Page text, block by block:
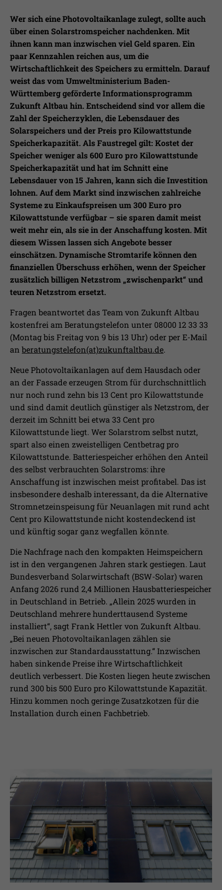
Wer sich eine Photovoltaikanlage zulegt, sollte auch
über einen Solarstromspeicher nachdenken. Mit
ihnen kann man inzwischen viel Geld sparen. Ein
paar Kennzahlen reichen aus, um die
Wirtschaftlichkeit des Speichers zu ermitteln. Darauf
weist das vom Umweltministerium Baden-
Württemberg geförderte Informationsprogramm
Zukunft Altbau hin. Entscheidend sind vor allem die
Zahl der Speicherzyklen, die Lebensdauer des
Solarspeichers und der Preis pro Kilowattstunde
Speicherkapazität. Als Faustregel gilt: Kostet der
Speicher weniger als 600 Euro pro Kilowattstunde
Speicherkapazität und hat im Schnitt eine
Lebensdauer von 15 Jahren, kann sich die Investition
lohnen. Auf dem Markt sind inzwischen zahlreiche
Systeme zu Einkaufspreisen um 300 Euro pro
Kilowattstunde verfügbar – sie sparen damit meist
weit mehr ein, als sie in der Anschaffung kosten. Mit
diesem Wissen lassen sich Angebote besser
einschätzen. Dynamische Stromtarife können den
finanziellen Überschuss erhöhen, wenn der Speicher
zusätzlich billigen Netzstrom „zwischenparkt“ und
teuren Netzstrom ersetzt.
Fragen beantwortet das Team von Zukunft Altbau
kostenfrei am Beratungstelefon unter 08000 12 33 33
(Montag bis Freitag von 9 bis 13 Uhr) oder per E-Mail
an beratungstelefon(at)zukunftaltbau.de.
Neue Photovoltaikanlagen auf dem Hausdach oder
an der Fassade erzeugen Strom für durchschnittlich
nur noch rund zehn bis 13 Cent pro Kilowattstunde
und sind damit deutlich günstiger als Netzstrom, der
derzeit im Schnitt bei etwa 33 Cent pro
Kilowattstunde liegt. Wer Solarstrom selbst nutzt,
spart also einen zweistelligen Centbetrag pro
Kilowattstunde. Batteriespeicher erhöhen den Anteil
des selbst verbrauchten Solarstroms: ihre
Anschaffung ist inzwischen meist profitabel. Das ist
insbesondere deshalb interessant, da die Alternative
Stromnetzeinspeisung für Neuanlagen mit rund acht
Cent pro Kilowattstunde nicht kostendeckend ist
und künftig sogar ganz wegfallen könnte.
Die Nachfrage nach den kompakten Heimspeichern
ist in den vergangenen Jahren stark gestiegen. Laut
Bundesverband Solarwirtschaft (BSW-Solar) waren
Anfang 2026 rund 2,4 Millionen Hausbatteriespeicher
in Deutschland in Betrieb. „Allein 2025 wurden in
Deutschland mehrere hunderttausend Systeme
installiert“, sagt Frank Hettler von Zukunft Altbau.
„Bei neuen Photovoltaikanlagen zählen sie
inzwischen zur Standardausstattung.“ Inzwischen
haben sinkende Preise ihre Wirtschaftlichkeit
deutlich verbessert. Die Kosten liegen heute zwischen
rund 300 bis 500 Euro pro Kilowattstunde Kapazität.
Hinzu kommen noch geringe Zusatzkotzen für die
Installation durch einen Fachbetrieb.
Zweck
Erfasst Statistiken über Besuche des
Benutzers auf der Webseite, wie z.B. die
Anzahl der Besuche, durchschnittliche
Verweildauer auf der Webseite und
welche Seiten gelesen wurden.
Name _pk_ses
Anbieter Matomo
Laufzeit 30 Min.
Zweck
Wird verwendet, im Seitenaufrufe des
Besuchers während der Sitzung
nachzuverfolgen